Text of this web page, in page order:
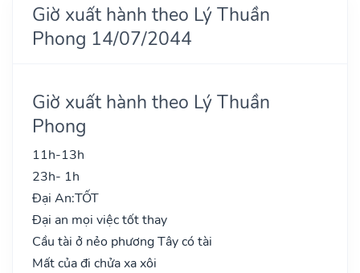
Giờ xuất hành theo Lý Thuần
Phong 14/07/2044
Giờ xuất hành theo Lý Thuần
Phong
11h-13h
23h- 1h
Đại An:TỐT
Đại an mọi việc tốt thay
Cầu tài ở nẻo phương Tây có tài
Mất của đi chửa xa xôi